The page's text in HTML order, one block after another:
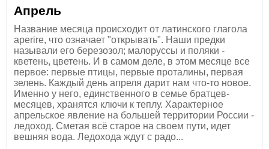
Апрель
Название месяца происходит от латинского глагола
aperire, что означает "открывать". Наши предки
называли его березозол; малоруссы и поляки -
кветень, цветень. И в самом деле, в этом месяце все
первое: первые птицы, первые проталины, первая
зелень. Каждый день апреля дарит нам что-то новое.
Именно у него, единственного в семье братцев-
месяцев, хранятся ключи к теплу. Характерное
апрельское явление на большей территории России -
ледоход. Сметая всё старое на своем пути, идет
вешняя вода. Ледохода ждут с радо...